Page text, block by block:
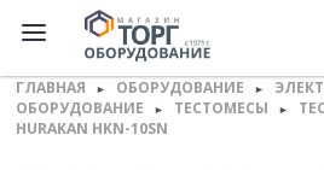
ГЛАВНАЯ ► ОБОРУДОВАНИЕ ►
ОБОРУДОВАНИЕ
► ТЕСТОМЕСЫ ►
HURAKAN HKN-10SN